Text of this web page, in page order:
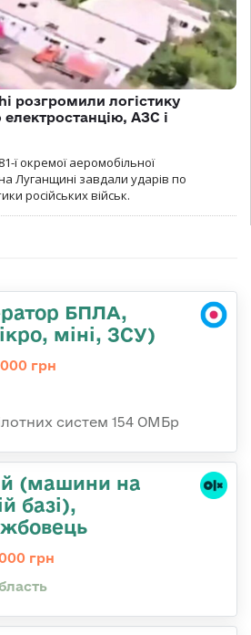
розгромили логістику
АЗС і
ї окремої аеромобільної
Луганщині завдали ударів по
російських військ.
БПЛА,
міні, ЗСУ)
грн
систем 154 ОМБр
(машини на
базі),
грн